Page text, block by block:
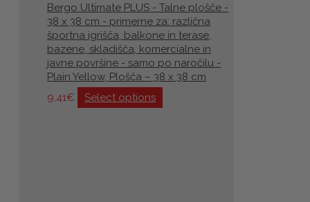
Bergo Ultimate PLUS - Talne plošče -
38 x 38 cm - primerne za: različna
športna igrišča, balkone in terase,
bazene, skladišča, komercialne in
javne površine - samo po naročilu -
Plain Yellow, Plošča – 38 x 38 cm
9,41€ Select options